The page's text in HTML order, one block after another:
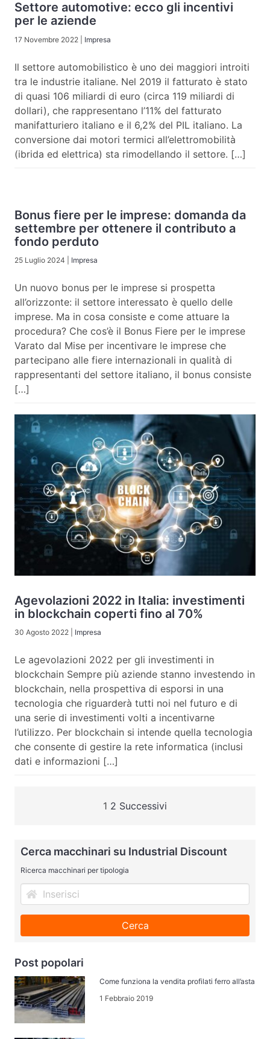
Settore automotive: ecco gli incentivi
per le aziende
17 Novembre 2022 Impresa
Il settore automobilistico è uno dei maggiori introiti
tra le industrie italiane. Nel 2019 il fatturato è stato
di quasi 106 miliardi di euro (circa 119 miliardi di
dollari), che rappresentano l’11% del fatturato
manifatturiero italiano e il 6,2% del PIL italiano. La
conversione dai motori termici all’elettromobilità
(ibrida ed elettrica) sta rimodellando il settore. […]
Bonus fiere per le imprese: domanda da
settembre per ottenere il contributo a
fondo perduto
25 Luglio 2024 Impresa
Un nuovo bonus per le imprese si prospetta
all’orizzonte: il settore interessato è quello delle
imprese. Ma in cosa consiste e come attuare la
procedura? Che cos’è il Bonus Fiere per le imprese
Varato dal Mise per incentivare le imprese che
partecipano alle fiere internazionali in qualità di
rappresentanti del settore italiano, il bonus consiste
[…]
Agevolazioni 2022 in Italia: investimenti
in blockchain coperti fino al 70%
30 Agosto 2022 Impresa
Le agevolazioni 2022 per gli investimenti in
blockchain Sempre più aziende stanno investendo in
blockchain, nella prospettiva di esporsi in una
tecnologia che riguarderà tutti noi nel futuro e di
una serie di investimenti volti a incentivarne
l’utilizzo. Per blockchain si intende quella tecnologia
che consente di gestire la rete informatica (inclusi
dati e informazioni […]
1 2 Successivi
Cerca macchinari su Industrial Discount
Ricerca macchinari per tipologia
Cerca
Post popolari
Come funziona la vendita profilati ferro all’asta
1 Febbraio 2019